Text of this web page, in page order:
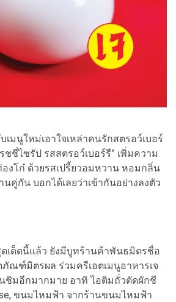
มนูใหม่เอาใจเหล่าคนรักสตรอว์เบอร์
ชชี่ไซรัป รสสตรอว์เบอร์รี” เพิ่มความ
งโก๋ ด้วยรสเปรี้ยวอมหวาน หอมกลิ่น
นคู่กัน บอกได้เลยว่าเข้ากันอย่างลงตัว
เด็ดนี้แล้ว ยังมีบูทร้านค้าพันธมิตรชื่อ
ณฑ์มิตรผล ร่วมครีเอตเมนูอาหารเจ
ชิมอีกมากมาย อาทิ ไอติมถั่วตัดผักชี
ขนมไหมฟ้า จากร้านขนมไหมฟ้า